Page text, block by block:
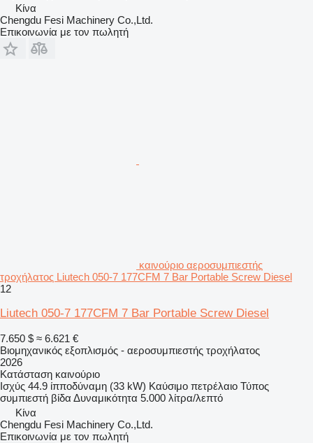
Κίνα
Chengdu Fesi Machinery Co.,Ltd.
Επικοινωνία με τον πωλητή
καινούριο αεροσυμπιεστής
τροχήλατος Liutech 050-7 177CFM 7 Bar Portable Screw Diesel
12
Liutech 050-7 177CFM 7 Bar Portable Screw Diesel
7.650 $ ≈ 6.621 €
Βιομηχανικός εξοπλισμός - αεροσυμπιεστής τροχήλατος
2026
Κατάσταση καινούριο
Ισχύς 44.9 ίπποδύναμη (33 kW) Καύσιμο πετρέλαιο Τύπος
συμπιεστή βίδα Δυναμικότητα 5.000 λίτρα/λεπτό
Κίνα
Chengdu Fesi Machinery Co.,Ltd.
Επικοινωνία με τον πωλητή